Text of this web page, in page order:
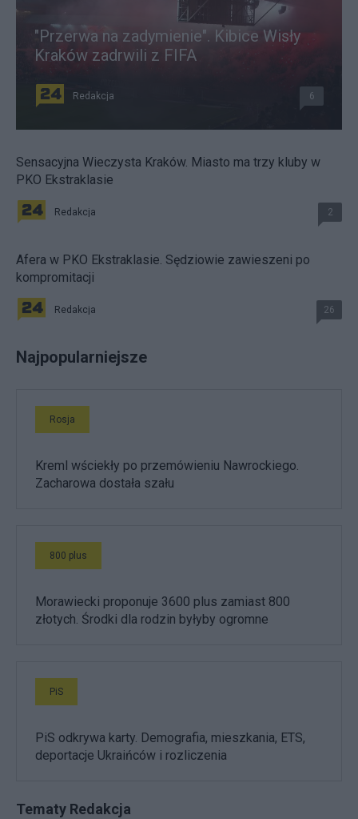
"Przerwa na zadymienie". Kibice Wisły
Kraków zadrwili z FIFA
Redakcja 6
Sensacyjna Wieczysta Kraków. Miasto ma trzy kluby w
PKO Ekstraklasie
Redakcja 2
Afera w PKO Ekstraklasie. Sędziowie zawieszeni po
kompromitacji
Redakcja 26
Najpopularniejsze
Rosja
Kreml wściekły po przemówieniu Nawrockiego.
Zacharowa dostała szału
800 plus
Morawiecki proponuje 3600 plus zamiast 800
złotych. Środki dla rodzin byłyby ogromne
PiS
PiS odkrywa karty. Demografia, mieszkania, ETS,
deportacje Ukraińców i rozliczenia
Tematy Redakcja